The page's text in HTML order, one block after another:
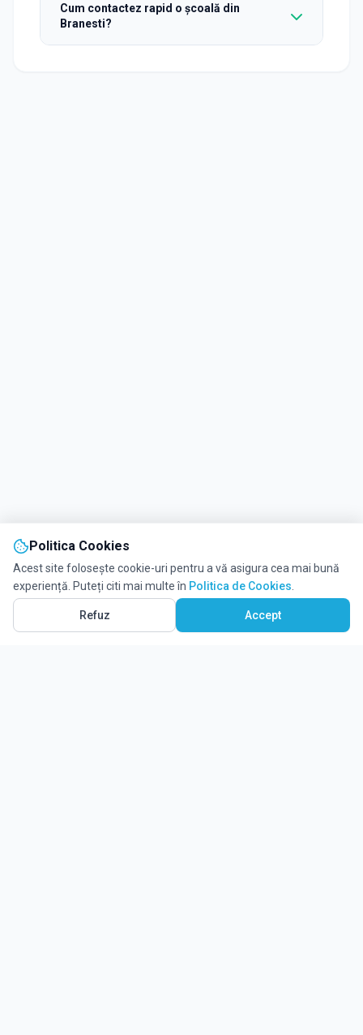
Vezi pe Hartă
Cum contactez rapid o școală din
Branesti?
Politica Cookies
Acest site folosește cookie-uri pentru a vă asigura cea mai bună
experiență. Puteți citi mai multe în Politica de Cookies
Refuz Accept